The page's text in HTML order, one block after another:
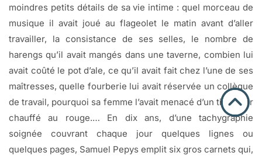
moindres petits détails de sa vie intime : quel morceau de
musique il avait joué au flageolet le matin avant d’aller
travailler, la consistance de ses selles, le nombre de
harengs qu’il avait mangés dans une taverne, combien lui
avait coûté le pot d’ale, ce qu’il avait fait chez l’une de ses
maîtresses, quelle fourberie lui avait réservée un collègue
de travail, pourquoi sa femme l’avait menacé d’un tisonnier
chauffé au rouge.… En dix ans, d’une tachygraphie
soignée couvrant chaque jour quelques lignes ou
quelques pages, Samuel Pepys emplit six gros carnets qui,